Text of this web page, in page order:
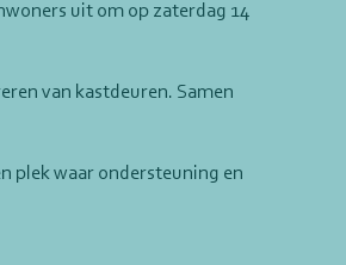
uit om op zaterdag 14
van kastdeuren. Samen
plek waar ondersteuning en